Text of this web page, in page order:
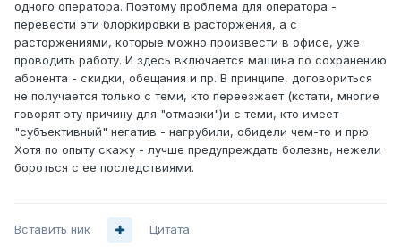
одного оператора. Поэтому проблема для оператора -
перевести эти блоркировки в расторжения, а с
расторжениями, которые можно произвести в офисе, уже
проводить работу. И здесь включается машина по сохранению
абонента - скидки, обещания и пр. В принципе, договориться
не получается только с теми, кто переезжает (кстати, многие
говорят эту причину для "отмазки")и с теми, кто имеет
"субъективный" негатив - нагрубили, обидели чем-то и прю
Хотя по опыту скажу - лучше предупреждать болезнь, нежели
бороться с ее последствиями.
Вставить ник Цитата